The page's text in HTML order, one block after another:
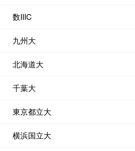
数IIIC
九州大
北海道大
千葉大
東京都立大
横浜国立大